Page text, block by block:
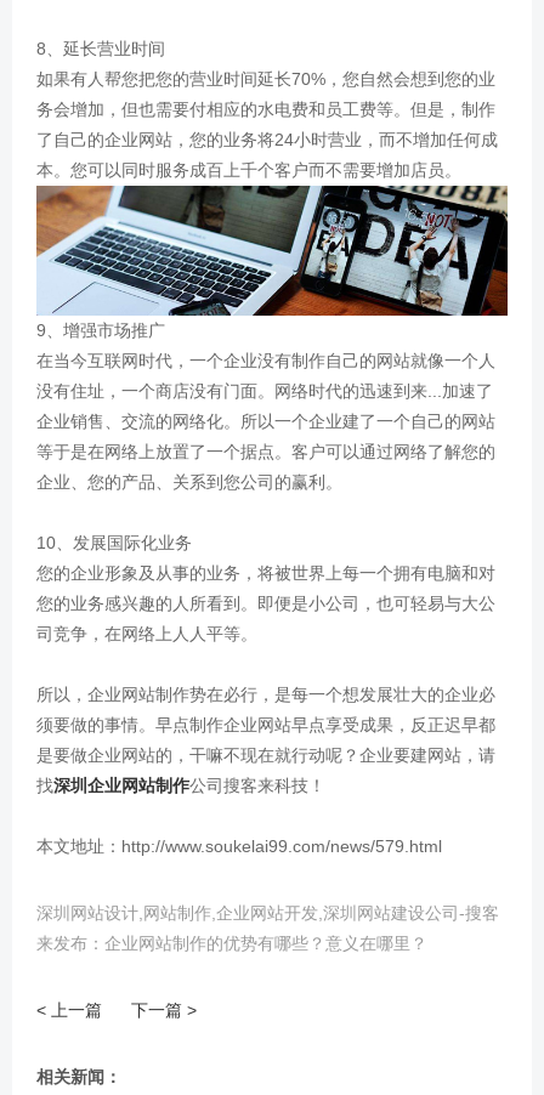
8、延长营业时间
如果有人帮您把您的营业时间延长70%，您自然会想到您的业
务会增加，但也需要付相应的水电费和员工费等。但是，制作
了自己的企业网站，您的业务将24小时营业，而不增加任何成
本。您可以同时服务成百上千个客户而不需要增加店员。
9、增强市场推广
在当今互联网时代，一个企业没有制作自己的网站就像一个人
没有住址，一个商店没有门面。网络时代的迅速到来...加速了
企业销售、交流的网络化。所以一个企业建了一个自己的网站
等于是在网络上放置了一个据点。客户可以通过网络了解您的
企业、您的产品、关系到您公司的赢利。
10、发展国际化业务
您的企业形象及从事的业务，将被世界上每一个拥有电脑和对
您的业务感兴趣的人所看到。即便是小公司，也可轻易与大公
司竞争，在网络上人人平等。
所以，企业网站制作势在必行，是每一个想发展壮大的企业必
须要做的事情。早点制作企业网站早点享受成果，反正迟早都
是要做企业网站的，干嘛不现在就行动呢？企业要建网站，请
找深圳企业网站制作公司搜客来科技！
本文地址：http://www.soukelai99.com/news/579.html
深圳网站设计,网站制作,企业网站开发,深圳网站建设公司-搜客
来发布：企业网站制作的优势有哪些？意义在哪里？
< 上一篇 下一篇 >
相关新闻：